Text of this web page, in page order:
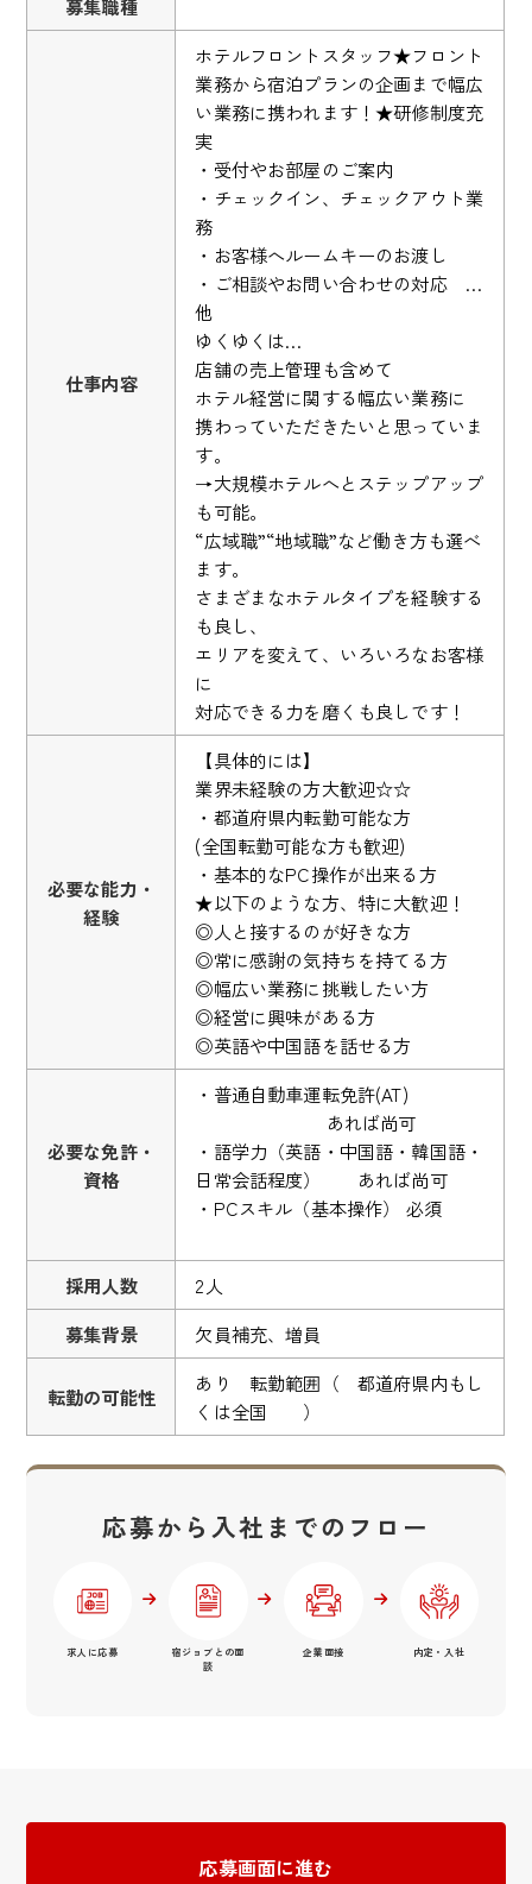
募集職種
仕事内容
ホテルフロントスタッフ★フロント
業務から宿泊プランの企画まで幅広
い業務に携われます！★研修制度充
実
・受付やお部屋のご案内
・チェックイン、チェックアウト業
務
・お客様へルームキーのお渡し
・ご相談やお問い合わせの対応 …
他
ゆくゆくは…
店舗の売上管理も含めて
ホテル経営に関する幅広い業務に
携わっていただきたいと思っていま
す。
→大規模ホテルへとステップアップ
も可能。
“広域職”“地域職”など働き方も選べ
ます。
さまざまなホテルタイプを経験する
も良し、
エリアを変えて、いろいろなお客様
に
対応できる力を磨くも良しです！
必要な能力・
経験
【具体的には】
業界未経験の方大歓迎☆☆
・都道府県内転勤可能な方
(全国転勤可能な方も歓迎)
・基本的なPC操作が出来る方
★以下のような方、特に大歓迎！
◎人と接するのが好きな方
◎常に感謝の気持ちを持てる方
◎幅広い業務に挑戦したい方
◎経営に興味がある方
◎英語や中国語を話せる方
必要な免許・
資格
・普通自動車運転免許(AT)
あれば尚可
・語学力（英語・中国語・韓国語・
日常会話程度） あれば尚可
・PCスキル（基本操作） 必須
採用人数
2人
募集背景
欠員補充、増員
転勤の可能性
あり 転勤範囲（ 都道府県内もし
くは全国 ）
応募から入社までのフロー
求人に応募
宿ジョブとの面
談
企業面接 内定・入社
応募画面に進む